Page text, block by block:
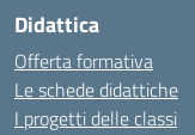
Didattica
Offerta formativa
Le schede didattiche
I progetti delle classi